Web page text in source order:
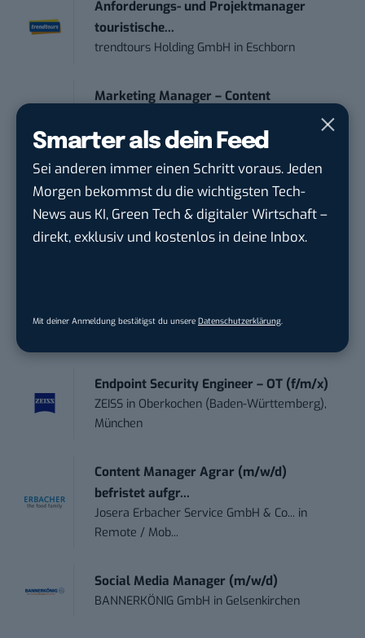
Smarter als dein Feed
Sei anderen immer einen Schritt voraus. Jeden
Morgen bekommst du die wichtigsten Tech-
News aus KI, Green Tech & digitaler Wirtschaft –
direkt, exklusiv und kostenlos in deine Inbox.
Mit deiner Anmeldung bestätigst du unsere Datenschutzerklärung.
Anforderungs- und Projektmanager
touristische...
trendtours Holding GmbH in Eschborn
Marketing Manager – Content
Acura Fachklinik GmbH inAlbstadt
Content Marketing Specialist Product &
Te...
Ferdinand Bilstein GmbH & Co. KG
Ennepetal
(m/w/...
Endpoint Security Engineer – OT (f/m/x)
ZEISS in Oberkochen (Baden-Württemberg),
München
Content Manager Agrar (m/w/d)
befristet aufgr...
Josera Erbacher Service GmbH & Co... in
Remote / Mob...
Social Media Manager (m/w/d)
BANNERKÖNIG GmbH in Gelsenkirchen